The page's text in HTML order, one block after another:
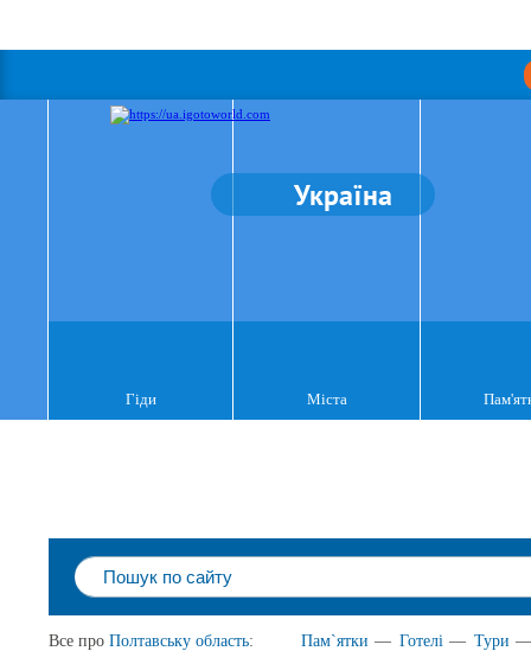
Україна
Гіди Міста
Все про Полтавську область: Пам`ятки — Готелі — Тури —